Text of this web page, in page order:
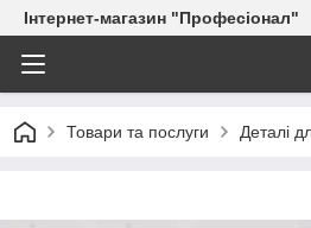
Інтернет-магазин "Професіонал"
Товари та послуги Деталі